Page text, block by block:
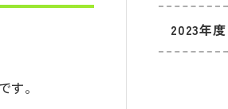
。
2023年度